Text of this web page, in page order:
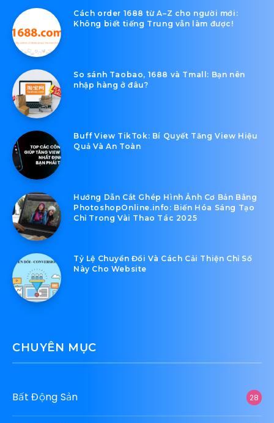
Cách order 1688 từ A–Z cho người mới:
Không biết tiếng Trung vẫn làm được!
So sánh Taobao, 1688 và Tmall: Bạn nên
nhập hàng ở đâu?
Buff View TikTok: Bí Quyết Tăng View Hiệu
Quả Và An Toàn
Hướng Dẫn Cắt Ghép Hình Ảnh Cơ Bản Bằng
PhotoshopOnline.info: Biến Hóa Sáng Tạo
Chỉ Trong Vài Thao Tác 2025
Tỷ Lệ Chuyển Đổi Và Cách Cải Thiện Chỉ Số
Này Cho Website
CHUYÊN MỤC
Bất Động Sản 28